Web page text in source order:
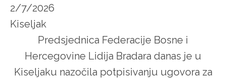
2/7/2026
Kiseljak
Predsjednica Federacije Bosne i
Hercegovine Lidija Bradara danas je u
Kiseljaku nazočila potpisivanju ugovora za